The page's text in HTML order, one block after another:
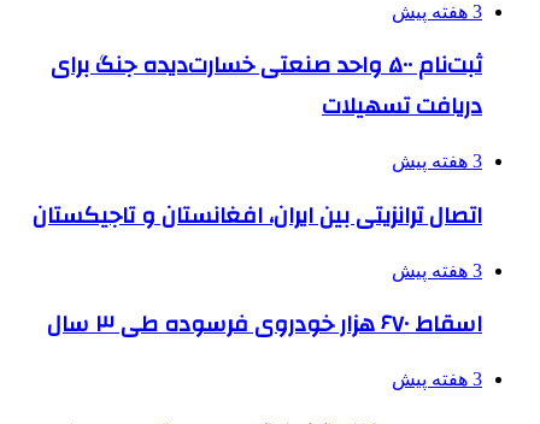
3 هفته پیش
ثبت‌نام ۵۰۰ واحد صنعتی خسارت‌دیده جنگ برای
دریافت تسهیلات
3 هفته پیش
اتصال ترانزیتی بین ایران، افغانستان و تاجیکستان
3 هفته پیش
اسقاط ۶۷۰ هزار خودروی فرسوده طی ۳ سال
3 هفته پیش